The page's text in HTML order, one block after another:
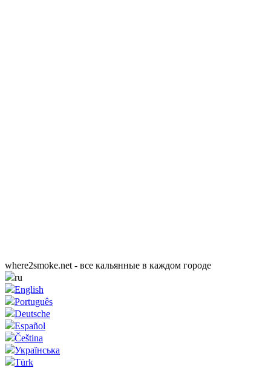
where2smoke.net - все кальянные в каждом городе
ru
English
Português
Deutsche
Español
Čeština
Українська
Türk